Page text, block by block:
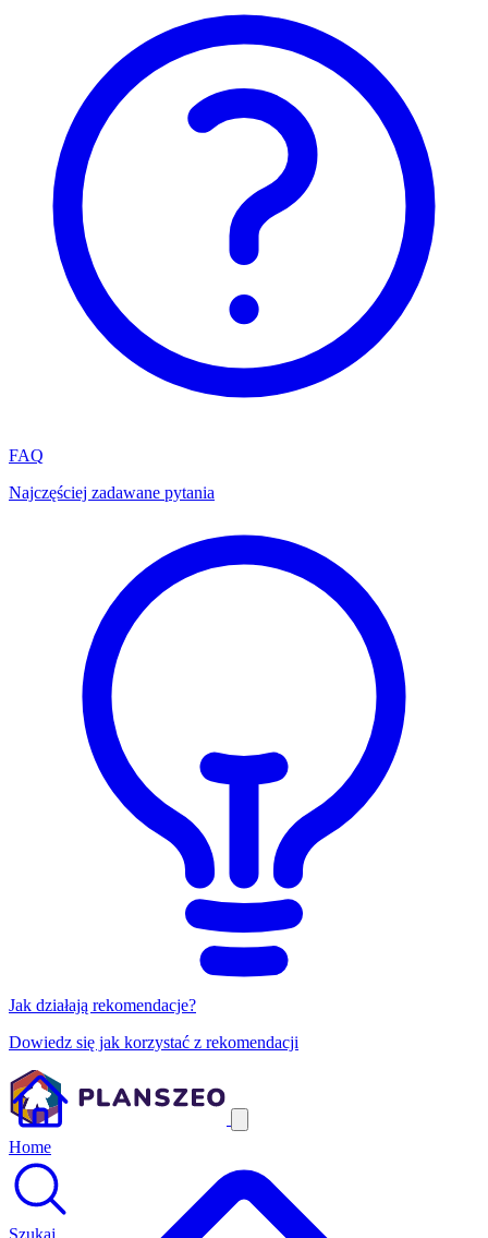
FAQ
Najczęściej zadawane pytania
Jak działają rekomendacje?
Dowiedz się jak korzystać z rekomendacji
Home
Szukaj